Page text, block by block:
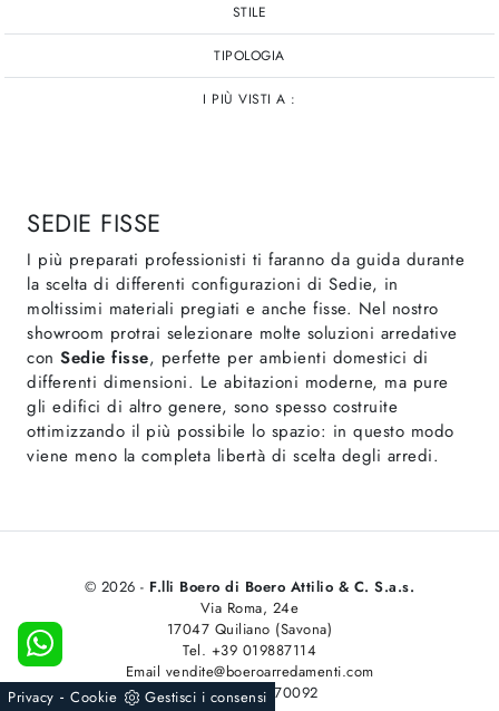
STILE
TIPOLOGIA
I PIÙ VISTI A :
SEDIE FISSE
I più preparati professionisti ti faranno da guida durante
la scelta di differenti configurazioni di Sedie, in
moltissimi materiali pregiati e anche fisse. Nel nostro
showroom protrai selezionare molte soluzioni arredative
con Sedie fisse, perfette per ambienti domestici di
differenti dimensioni. Le abitazioni moderne, ma pure
gli edifici di altro genere, sono spesso costruite
ottimizzando il più possibile lo spazio: in questo modo
viene meno la completa libertà di scelta degli arredi.
© 2026 - F.lli Boero di Boero Attilio & C. S.a.s.
Via Roma, 24e
17047 Quiliano (Savona)
Tel. +39 019887114
Email vendite@boeroarredamenti.com
P.IVA 00101070092
Privacy - Cookie Gestisci i consensi